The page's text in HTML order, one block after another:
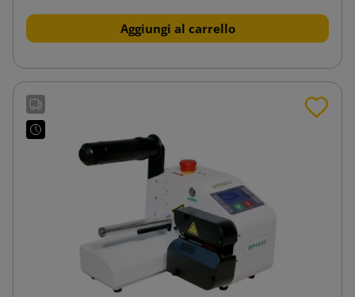
Aggiungi al carrello